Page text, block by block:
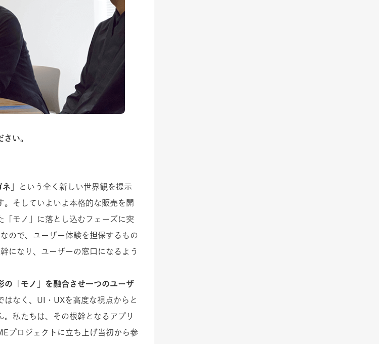
い。
ネ 」という全く新しい世界観を提示
。そしていよいよ本格的な販売を開
「モノ」に落とし込むフェーズに突
ので、ユーザー体験を担保するもの
になり、ユーザーの窓口になるよう
の「モノ」を融合させ一つのユーザ
なく、UI・UXを高度な視点からと
私たちは、その根幹となるアプリ
プロジェクトに立ち上げ当初から参